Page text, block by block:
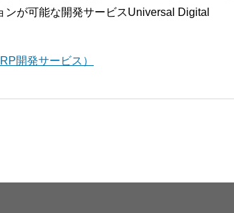
が可能な開発サービスUniversal Digital
開発サービス）